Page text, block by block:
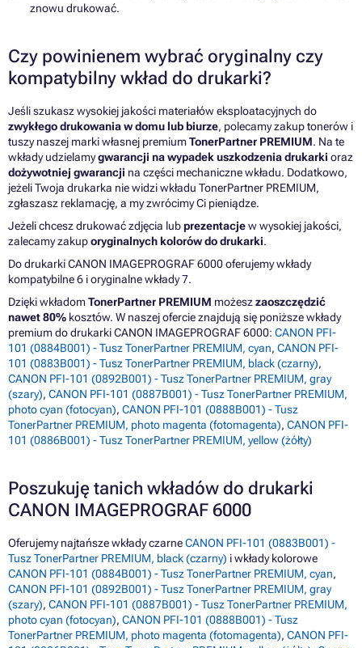
znowu drukować.
Czy powinienem wybrać oryginalny czy
kompatybilny wkład do drukarki?
Jeśli szukasz wysokiej jakości materiałów eksploatacyjnych do
zwykłego drukowania w domu lub biurze, polecamy zakup tonerów i
tuszy naszej marki własnej premiumTonerPartner PREMIUM. Na te
wkłady udzielamygwarancji na wypadek uszkodzenia drukarki oraz
dożywotniej gwarancji na części mechaniczne wkładu. Dodatkowo,
jeżeli Twoja drukarka nie widzi wkładu TonerPartner PREMIUM,
zgłaszasz reklamację, a my zwrócimy Ci pieniądze.
Jeżeli chcesz drukować zdjęcia lubprezentacjew wysokiej jakości,
zalecamy zakuporyginalnych kolorów do drukarki.
Do drukarki CANON IMAGEPROGRAF 6000 oferujemy wkłady
kompatybilne 6 i oryginalne wkłady 7.
Dzięki wkładomTonerPartner PREMIUM możeszzaoszczędzić
nawet 80% kosztów. W naszej ofercie znajdują się poniższe wkłady
premium do drukarki CANON IMAGEPROGRAF 6000: CANON PFI-
101 (0884B001) - Tusz TonerPartner PREMIUM, cyan, CANON PFI-
101 (0883B001) - Tusz TonerPartner PREMIUM, black (czarny),
CANON PFI-101 (0892B001) - Tusz TonerPartner PREMIUM, gray
(szary), CANON PFI-101 (0887B001) - Tusz TonerPartner PREMIUM,
photo cyan (fotocyan), CANON PFI-101 (0888B001) - Tusz
TonerPartner PREMIUM, photo magenta (fotomagenta), CANON PFI-
101 (0886B001) - Tusz TonerPartner PREMIUM, yellow (żółty)
Poszukuję tanich wkładów do drukarki
CANON IMAGEPROGRAF 6000
Oferujemy najtańsze wkłady czarneCANON PFI-101 (0883B001) -
Tusz TonerPartner PREMIUM, black (czarny) i wkłady kolorowe
CANON PFI-101 (0884B001) - Tusz TonerPartner PREMIUM, cyan,
CANON PFI-101 (0892B001) - Tusz TonerPartner PREMIUM, gray
(szary), CANON PFI-101 (0887B001) - Tusz TonerPartner PREMIUM,
photo cyan (fotocyan), CANON PFI-101 (0888B001) - Tusz
TonerPartner PREMIUM, photo magenta (fotomagenta), CANON PFI-